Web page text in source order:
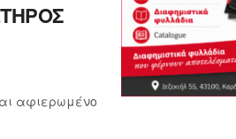
αφιερωμένο